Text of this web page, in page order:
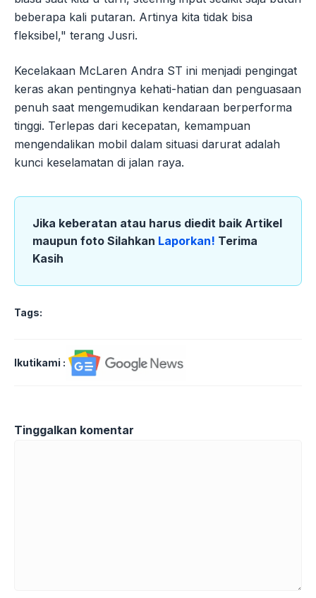
beberapa kali putaran. Artinya kita tidak bisa
fleksibel," terang Jusri.
Kecelakaan McLaren Andra ST ini menjadi pengingat
keras akan pentingnya kehati-hatian dan penguasaan
penuh saat mengemudikan kendaraan berperforma
tinggi. Terlepas dari kecepatan, kemampuan
mengendalikan mobil dalam situasi darurat adalah
kunci keselamatan di jalan raya.
Jika keberatan atau harus diedit baik Artikel
maupun foto Silahkan Laporkan! Terima
Kasih
Tags:
Ikutikami :
Tinggalkan komentar